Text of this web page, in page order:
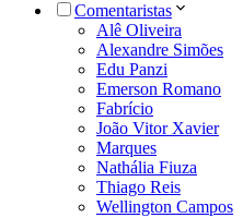
Comentaristas
Alê Oliveira
Alexandre Simões
Edu Panzi
Emerson Romano
Fabrício
João Vitor Xavier
Marques
Nathália Fiuza
Thiago Reis
Wellington Campos